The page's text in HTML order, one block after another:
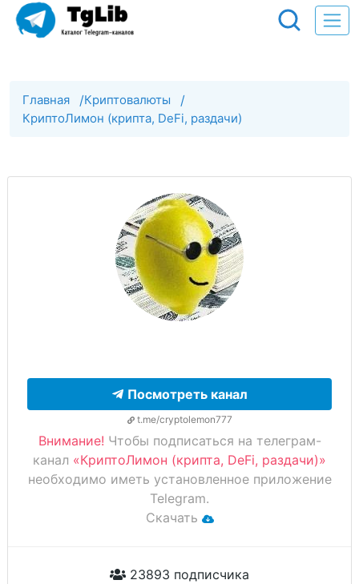
Главная /Криптовалюты /
КриптоЛимон (крипта, DeFi, раздачи)
Посмотреть канал
t.me/cryptolemon777
Внимание! Чтобы подписаться на телеграм-
канал «КриптоЛимон (крипта, DeFi, раздачи)»
необходимо иметь установленное приложение
Telegram.
Скачать
23893 подписчика